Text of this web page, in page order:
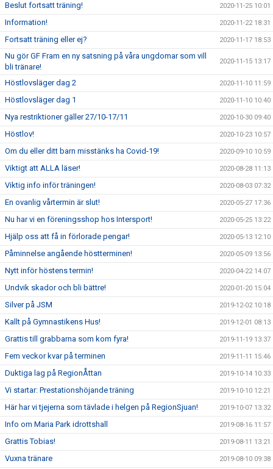
Beslut fortsatt träning! 2020-11-25 10:01
Information! 2020-11-22 18:31
Fortsatt träning eller ej? 2020-11-17 18:53
Nu gör GF Fram en ny satsning på våra ungdomar som vill
bli tränare!
2020-11-15 13:17
Höstlovsläger dag 2 2020-11-10 11:59
Höstlovsläger dag 1 2020-11-10 10:40
Nya restriktioner gäller 27/10-17/11 2020-10-30 09:40
Höstlov! 2020-10-23 10:57
Om du eller ditt barn misstänks ha Covid-19! 2020-09-10 10:59
Viktigt att ALLA läser! 2020-08-28 11:13
Viktig info inför träningen! 2020-08-03 07:32
En ovanlig vårtermin är slut! 2020-05-27 17:36
Nu har vi en föreningsshop hos Intersport! 2020-05-25 13:22
Hjälp oss att få in förlorade pengar! 2020-05-13 12:10
Påminnelse angående höstterminen! 2020-05-09 13:56
Nytt inför höstens termin! 2020-04-22 14:07
Undvik skador och bli bättre! 2020-01-20 15:04
Silver på JSM 2019-12-02 10:18
Kallt på Gymnastikens Hus! 2019-12-01 08:13
Grattis till grabbarna som kom fyra! 2019-11-19 13:37
Fem veckor kvar på terminen 2019-11-11 15:46
Duktiga lag på RegionÅttan 2019-10-14 10:33
Vi startar: Prestationshöjande träning 2019-10-10 12:21
Här har vi tjejerna som tävlade i helgen på RegionSjuan! 2019-10-07 13:32
Info om Maria Park idrottshall 2019-08-16 11:57
Grattis Tobias! 2019-08-11 13:21
Vuxna tränare 2019-08-10 09:38